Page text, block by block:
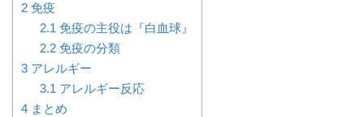
2 免疫
2.1 免疫の主役は『白血球』
2.2免疫の分類
3 アレルギー
3.1 アレルギー反応
4 まとめ